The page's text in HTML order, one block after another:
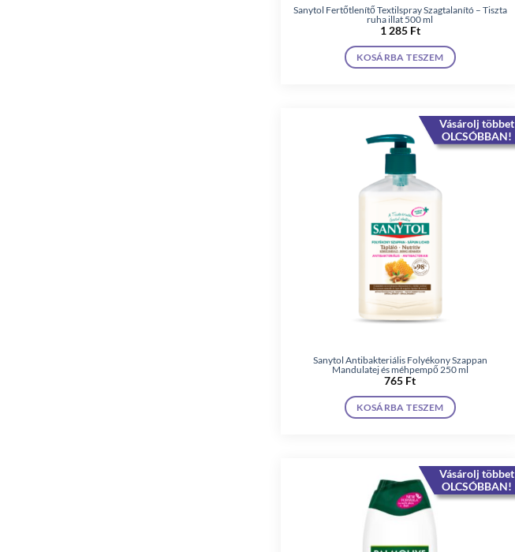
Sanytol Fertőtlenítő Textilspray Szagtalanító – Tiszta
ruha illat 500 ml
1 285 Ft
KOSÁRBA TESZEM
Vásárolj többet
OLCSÓBBAN!
Sanytol Antibakteriális Folyékony Szappan
Mandulatej és méhpempő 250 ml
765 Ft
KOSÁRBA TESZEM
Vásárolj többet
OLCSÓBBAN!